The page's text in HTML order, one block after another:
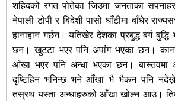
शहिदको रगत पोतेका जिउमा जनताका
नेपाली टोपी र बिदेशी पासो घाँटीमा बाँधेर
हानाहान गर्छन। यतिखेर देशका प्रबुद्ध बर्ग बुद्धि
छन। खुटटा भएर पनि अपांग भएका छन। कान
आँखा भएर पनि अन्धा भएका छन। बास्तवमा
दृष्टिहिन भनिन्छ भने आँखा भै भैकन पनि
तस्रथ यस्ता अन्धाहरुको आँखा खोल्न आउ।